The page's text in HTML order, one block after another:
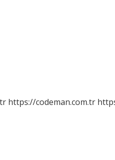
https://codeman.com.tr